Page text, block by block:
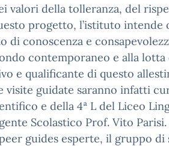
valori della tolleranza, del
progetto, l’istituto
di conoscenza e
contemporaneo e alla
e qualificante di questo
visite guidate saranno infatti
e della 4ª L del Liceo
Scolastico Prof. Vito
guides esperte, il gruppo